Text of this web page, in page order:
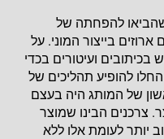
שהביאו להפחתה של
בייצור המוני. על
ועיטורים בכדי
להופיע תהליכים של
של המותג היה בעצם
צרכנים הבינו שמוצר
לעומת אלו ללא